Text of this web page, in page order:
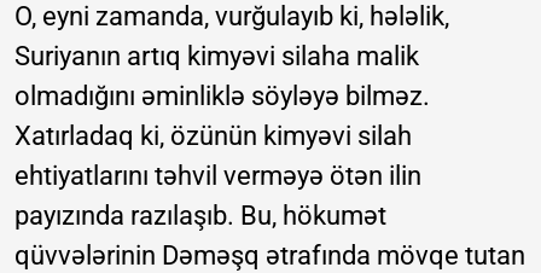
O, eyni zamanda, vurğulayıb ki, hələlik,
Suriyanın artıq kimyəvi silaha malik
olmadığını əminliklə söyləyə bilməz.
Xatırladaq ki, özünün kimyəvi silah
ehtiyatlarını təhvil verməyə ötən ilin
payızında razılaşıb. Bu, hökumət
qüvvələrinin Dəməşq ətrafında mövqe tutan